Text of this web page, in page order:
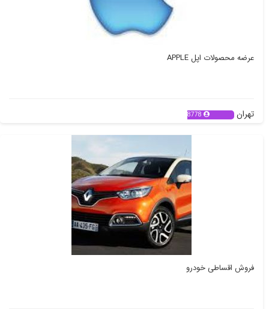
عرضه محصولات اپل APPLE
تهران 8778
فروش اقساطی خودرو